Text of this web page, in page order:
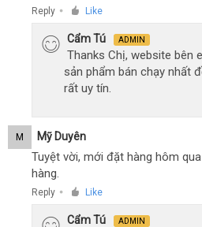
Reply ● Like
Cẩm Tú ADMIN
Thanks Chị, website bên
sản phẩm bán chạy nhất
rất uy tín.
M Mỹ Duyên
Tuyệt vời, mới đặt hàng hôm
hàng.
Reply ● Like
Cẩm Tú ADMIN